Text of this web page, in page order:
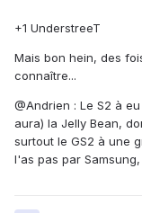
+1 UnderstreeT
Mais bon hein, des
connaître...
@Andrien : Le S2 à
aura) la Jelly Bean,
surtout le GS2 à une
l'as pas par